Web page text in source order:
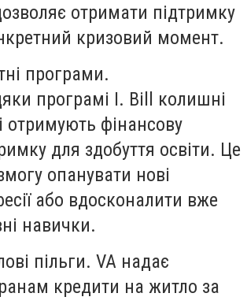
отримати підтримку
кризовий момент.
програми.
програмі I. Bill колишні
отримують фінансову
для здобуття освіти. Це
опанувати нові
або вдосконалити вже
навички.
пільги. VA надає
кредити на житло за